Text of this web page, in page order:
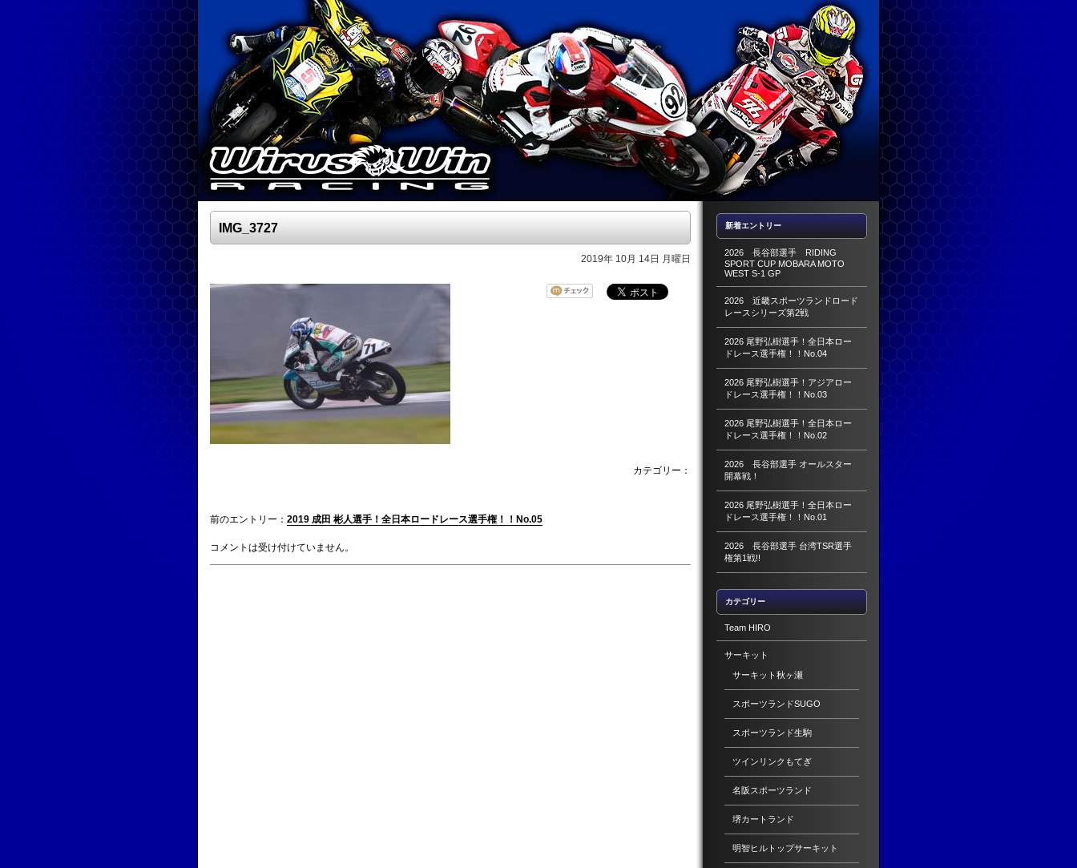
IMG_3727
2019年 10月 14日 月曜日
カテゴリー：
前のエントリー： 2019 成田 彬人選手！全日本ロードレース選手権！！No.05
コメントは受け付けていません。
新着エントリー
2026 長谷部選手 RIDING
SPORT CUP MOBARA MOTO
WEST S-1 GP
2026 近畿スポーツランドロード
レースシリーズ第2戦
2026 尾野弘樹選手！全日本ロー
ドレース選手権！！No.04
2026 尾野弘樹選手！アジアロー
ドレース選手権！！No.03
2026 尾野弘樹選手！全日本ロー
ドレース選手権！！No.02
2026 長谷部選手 オールスター
開幕戦！
2026 尾野弘樹選手！全日本ロー
ドレース選手権！！No.01
2026 長谷部選手 台湾TSR選手
権第1戦!!
カテゴリー
Team HIRO
サーキット
サーキット秋ヶ瀬
スポーツランドSUGO
スポーツランド生駒
ツインリンクもてぎ
名阪スポーツランド
堺カートランド
明智ヒルトップサーキット